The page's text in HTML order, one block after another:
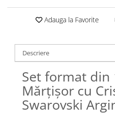
Lănțișoare cu Cruce
Lănțișoare cu Semilună
Lănțișoare cu Zodii
Lănțișoare cu Animale
Lănțișoare cu Molecule
Lănțișoare cu Pietre Naturale
Adauga la Favorite
Descriere
Set format din
Mărțișor cu
Swarovski